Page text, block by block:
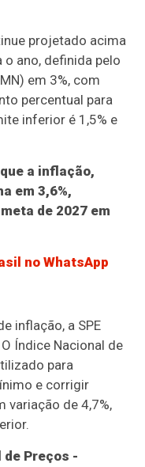
projetado acima
ano, definida pelo
em 3%, com
percentual para
inferior é 1,5% e
a inflação,
em 3,6%,
de 2027 em
no WhatsApp
inflação, a SPE
Índice Nacional de
para
e corrigir
variação de 4,7%,
de Preços -